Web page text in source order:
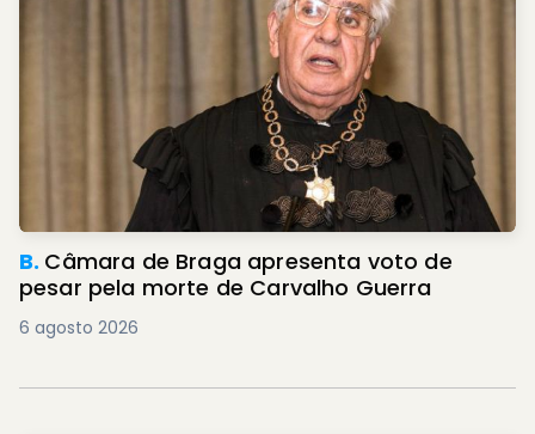
B. Câmara de Braga apresenta voto de
pesar pela morte de Carvalho Guerra
6 agosto 2026